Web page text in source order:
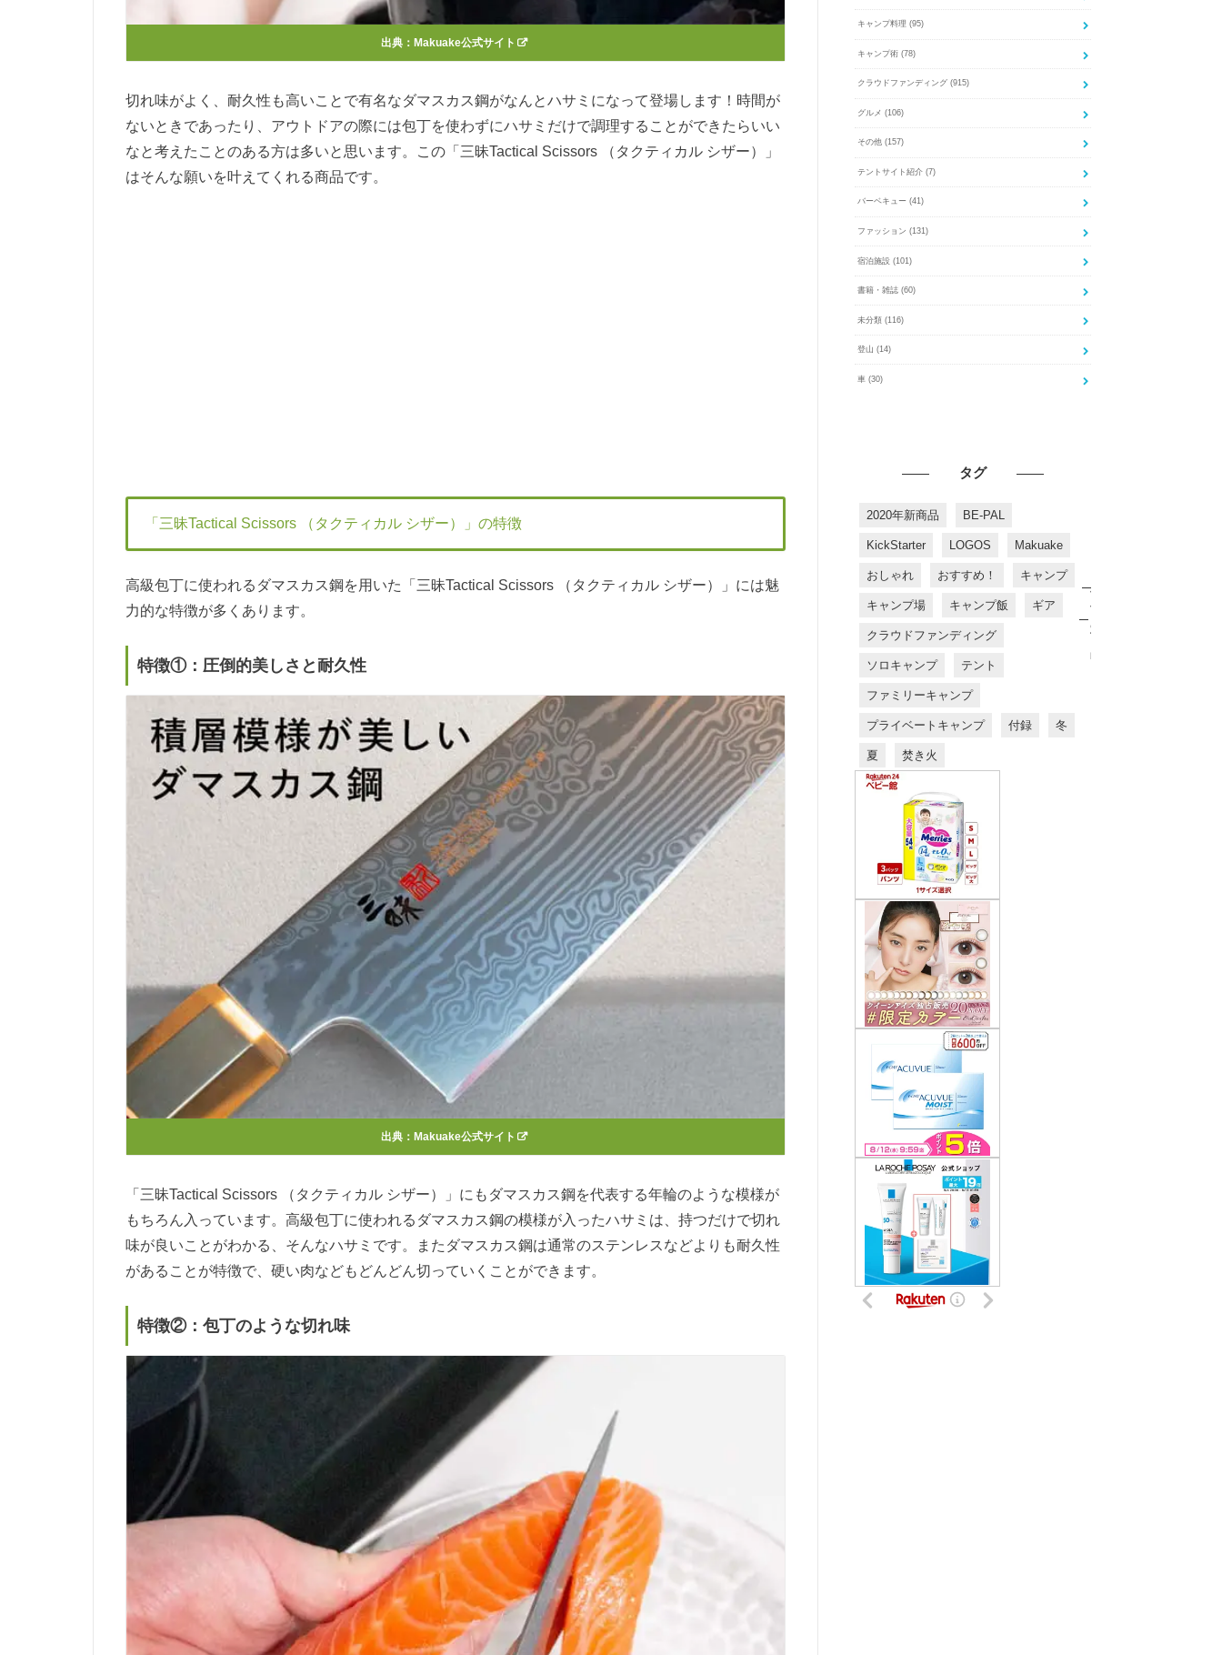
出典：Makuake公式サイト
切れ味がよく、耐久性も高いことで有名なダマスカス鋼がなんとハサミになって登場します！時間が
ないときであったり、アウトドアの際には包丁を使わずにハサミだけで調理することができたらいい
なと考えたことのある方は多いと思います。この「三昧Tactical Scissors （タクティカル シザー）」
はそんな願いを叶えてくれる商品です。
「三昧Tactical Scissors （タクティカル シザー）」の特徴
高級包丁に使われるダマスカス鋼を用いた「三昧Tactical Scissors （タクティカル シザー）」には魅
力的な特徴が多くあります。
特徴①：圧倒的美しさと耐久性
出典：Makuake公式サイト
「三昧Tactical Scissors （タクティカル シザー）」にもダマスカス鋼を代表する年輪のような模様が
もちろん入っています。高級包丁に使われるダマスカス鋼の模様が入ったハサミは、持つだけで切れ
味が良いことがわかる、そんなハサミです。またダマスカス鋼は通常のステンレスなどよりも耐久性
があることが特徴で、硬い肉などもどんどん切っていくことができます。
特徴②：包丁のような切れ味
キャンプ料理 (95)
キャンプ術 (78)
クラウドファンディング (915)
グルメ (106)
その他 (157)
テントサイト紹介 (7)
バーベキュー (41)
ファッション (131)
宿泊施設 (101)
書籍・雑誌 (60)
未分類 (116)
登山 (14)
車 (30)
タグ
2020年新商品 BE-PAL
KickStarter LOGOS Makuake
おしゃれ おすすめ！ キャンプ
キャンプ場 キャンプ飯 ギア
クラウドファンディング
ソロキャンプ テント
ファミリーキャンプ
プライベートキャンプ 付録 冬
夏 焚き火
す
す
め
商
品